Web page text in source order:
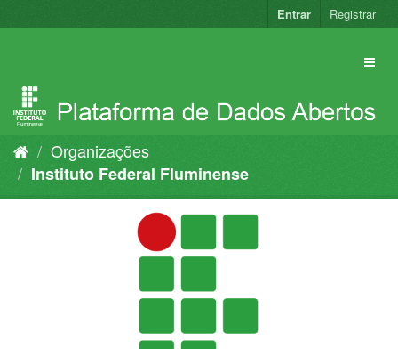
para
Entrar Registrar
Organizações
Instituto Federal Fluminense